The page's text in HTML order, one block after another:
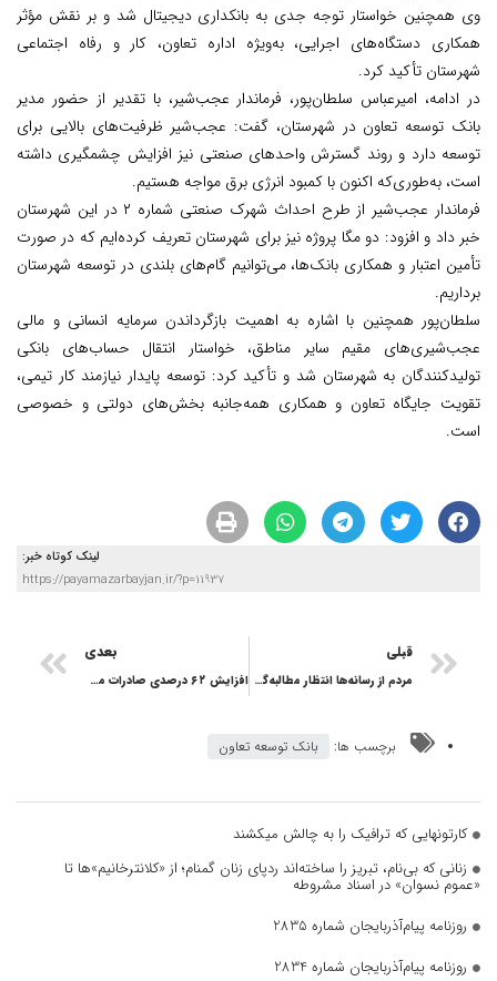
وی همچنین خواستار توجه جدی به بانکداری دیجیتال شد و بر نقش مؤثر
همکاری دستگاه‌های اجرایی، به‌ویژه اداره تعاون، کار و رفاه اجتماعی
شهرستان تأکید کرد.
در ادامه، امیرعباس سلطان‌پور، فرماندار عجب‌شیر، با تقدیر از حضور مدیر
بانک توسعه تعاون در شهرستان، گفت: عجب‌شیر ظرفیت‌های بالایی برای
توسعه دارد و روند گسترش واحدهای صنعتی نیز افزایش چشمگیری داشته
است، به‌طوری‌که اکنون با کمبود انرژی برق مواجه هستیم.
فرماندار عجب‌شیر از طرح احداث شهرک صنعتی شماره ۲ در این شهرستان
خبر داد و افزود: دو مگا پروژه نیز برای شهرستان تعریف کرده‌ایم که در صورت
تأمین اعتبار و همکاری بانک‌ها، می‌توانیم گام‌های بلندی در توسعه شهرستان
برداریم.
سلطان‌پور همچنین با اشاره به اهمیت بازگرداندن سرمایه انسانی و مالی
عجب‌شیری‌های مقیم سایر مناطق، خواستار انتقال حساب‌های بانکی
تولیدکنندگان به شهرستان شد و تأکید کرد: توسعه پایدار نیازمند کار تیمی،
تقویت جایگاه تعاون و همکاری همه‌جانبه بخش‌های دولتی و خصوصی
است.
لینک کوتاه خبر:
https://payamazarbayjan.ir/?p=11937
قبلی
مردم از رسانه‌ها انتظار مطالبه‌گری دارند
بعدی
افزایش ۶۲ درصدی صادرات محصولات کشاورزی از مراکز قرنطینه گیاهی آذربایجان‌شرقی
برچسب ها: بانک توسعه تعاون
کارتونهایی که ترافیک را به چالش میکشند
زنانی که بی‌نام، تبریز را ساخته‌اند ردپای زنان گمنام؛ از «کلانترخانیم»ها تا
«عموم نسوان» در اسناد مشروطه
روزنامه پیام‌آذربایجان شماره 2835
روزنامه پیام‌آذربایجان شماره 2834